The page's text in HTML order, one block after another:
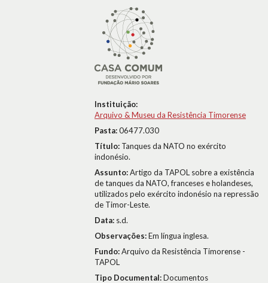
Instituição:
Arquivo & Museu da Resistência Timorense
Pasta:06477.030
Título: Tanques da NATO no exército
indonésio.
Assunto:Artigo da TAPOL sobre a existência
de tanques da NATO, franceses e holandeses,
utilizados pelo exército indonésio na repressão
de Timor-Leste.
Data: s.d.
Observações:Em língua inglesa.
Fundo:Arquivo da Resistência Timorense -
TAPOL
Tipo Documental:Documentos